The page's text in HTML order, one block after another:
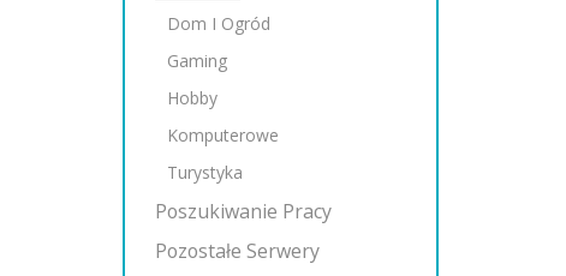
Dom I Ogród
Gaming
Hobby
Komputerowe
Turystyka
Poszukiwanie Pracy
Pozostałe Serwery